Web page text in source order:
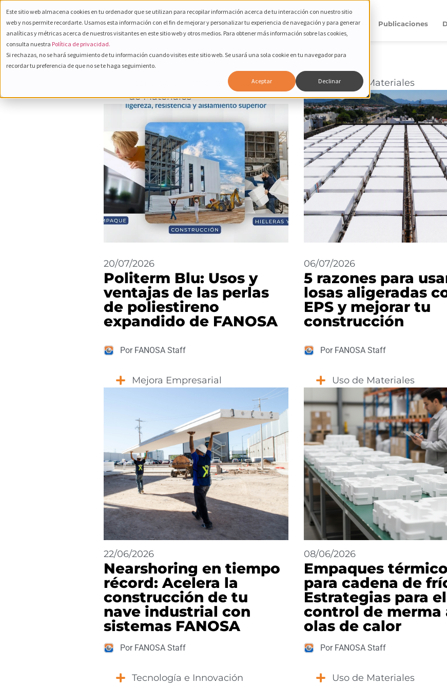
Este sitio web almacena cookies en tu ordenador que se utilizan para recopilar información acerca de tu interacción con nuestro sitio
web y nos permite recordarte. Usamos esta información con el fin de mejorar y personalizar tu experiencia de navegación y para generar
analíticas y métricas acerca de nuestros visitantes en este sitio web y otros medios. Para obtener más información sobre las cookies,
consulta nuestra Política de privacidad.
Si rechazas, no se hará seguimiento de tu información cuando visites este sitio web. Se usará una sola cookie en tu navegador para
recordar tu preferencia de que no se te haga seguimiento.
Aceptar Declinar
800 232
Español Productos Compañía Publicaciones
Tecnología e Innovación
Uso
de Materiales
20/07/2026
Politerm Blu: Usos y
ventajas de las perlas
de poliestireno
expandido de FANOSA
Por FANOSA Staff
Uso de Materiales
06/07/2026
5 razones para
losas aligeradas
EPS y mejorar tu
construcción
Por FANOSA Staff
Mejora Empresarial
22/06/2026
Nearshoring en tiempo
récord: Acelera la
construcción de tu
nave industrial con
sistemas FANOSA
Por FANOSA Staff
Uso de Materiales
08/06/2026
Empaques
para cadena de
Estrategias para el
control de merma
olas de calor
Por FANOSA Staff
Tecnología e Innovación Uso de Materiales